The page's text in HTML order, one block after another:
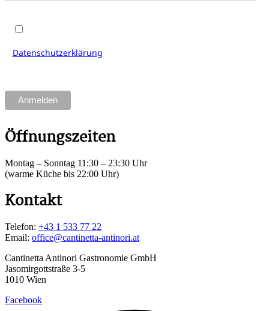
Datenschutzerklärung
Öffnungszeiten
Montag – Sonntag 11:30 – 23:30 Uhr
(warme Küche bis 22:00 Uhr)
Kontakt
Telefon: +43 1 533 77 22
Email: office@cantinetta-antinori.at
Cantinetta Antinori Gastronomie GmbH
Jasomirgottstraße 3-5
1010 Wien
Facebook